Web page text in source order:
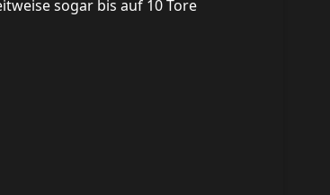
sogar bis auf 10 Tore